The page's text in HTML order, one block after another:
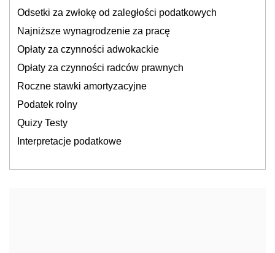
Odsetki za zwłokę od zaległości podatkowych
Najniższe wynagrodzenie za pracę
Opłaty za czynności adwokackie
Opłaty za czynności radców prawnych
Roczne stawki amortyzacyjne
Podatek rolny
Quizy Testy
Interpretacje podatkowe